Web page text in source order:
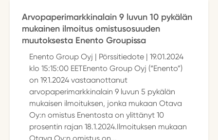
Arvopaperimarkkinalain 9 luvun 10 pykälän
mukainen ilmoitus omistusosuuden
muutoksesta Enento Groupissa
Enento Group Oyj | Pörssitiedote | 19.01.2024
klo 15:15:00 EETEnento Group Oyj (“Enento”)
on 19.1.2024 vastaanottanut
arvopaperimarkkinalain 9 luvun 5 pykälän
mukaisen ilmoituksen, jonka mukaan Otava
Oy:n omistus Enentosta on ylittänyt 10
prosentin rajan 18.1.2024.Ilmoituksen mukaan